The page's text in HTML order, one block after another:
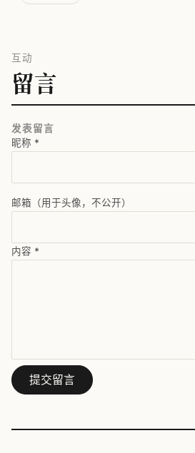
互动
留言
发表留言
昵称 *
邮箱（用于头像，不公开）
内容 *
提交留言